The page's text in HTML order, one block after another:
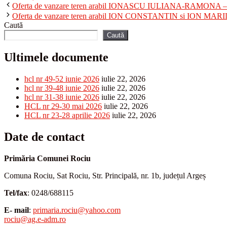
Oferta de vanzare teren arabil IONASCU IULIANA-RAMONA
Oferta de vanzare teren arabil ION CONSTANTIN si ION
Caută
Caută
Ultimele documente
hcl nr 49-52 iunie 2026 iulie 22, 2026
hcl nr 39-48 iunie 2026 iulie 22, 2026
hcl nr 31-38 iunie 2026 iulie 22, 2026
HCL nr 29-30 mai 2026 iulie 22, 2026
HCL nr 23-28 aprilie 2026 iulie 22, 2026
Date de contact
Primăria Comunei Rociu
Comuna Rociu, Sat Rociu, Str. Principală, nr. 1b, județul Argeș
Tel/fax: 0248/688115
E- mail: primaria.rociu@yahoo.com
rociu@ag.e-adm.ro